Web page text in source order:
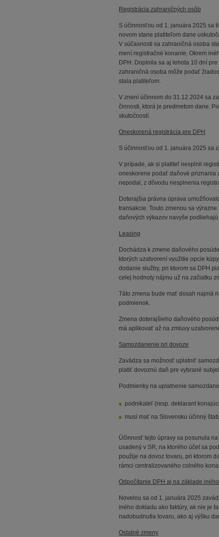
Registrácia zahraničných osôb
S účinnosťou od 1. januára 2025 sa
novom stane platiteľom dane
V súčasnosti sa zahraničná osoba
mení registračné konanie. Okrem
DPH. Doplnila sa aj lehota 10 dní
zahraničná osoba môže podať
stala platiteľom.
V znení účinnom do 31.12.2024 sa
činnosti, ktorá je predmetom dane.
skutočností.
Oneskorená registrácia pre DPH
S účinnosťou od 1. januára 2025 sa
V prípade, ak si platiteľ nesplnil
oneskorene podať daňové priznania
nepodal, z dôvodu nesplnenia
Doterajšia právna úprava
transakcie. Touto zmenou sa
daňových výkazov navyše
Leasing
Dochádza k zmene daňového
ktorých uzatvorení využitie opcie
dodanie služby, pri ktorom sa DPH
celej hodnoty nájmu už na začiatku
Táto zmena bude mať dosah najmä
podmienok.
Zmena doterajšieho daňového
má aplikovať až na zmluvy
Samozdanenie pri dovoze
Zavádza sa možnosť uplatniť
platiť dovoznú daň pre vybrané
Podmienky na uplatnenie
podnikateľ (resp. deklarant
musí mať na Slovensku účinný
Účinnosť tejto úpravy sa posunula
usadený v SR, na ktorého účet sa
použije na dovoz tovaru, pri ktorom
rámci centralizovaného colného
Odpočítanie DPH aj na základe
Novelou sa od 1. januára 2025
iného dokladu ako faktúry, ak nie je
nadobudnutia tovaru, ako aj výšku
Ostatné zmeny